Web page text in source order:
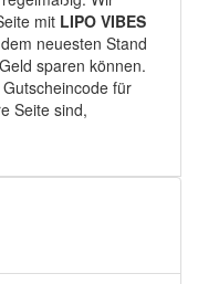
mit LIPO VIBES
neuesten Stand
sparen können.
für
Seite sind,